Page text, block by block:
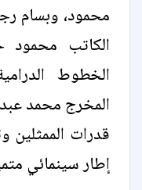
محمود، وبسام
الكاتب
الخطوط
المخرج محمد
قدرات الممثلين
إطار سينمائي